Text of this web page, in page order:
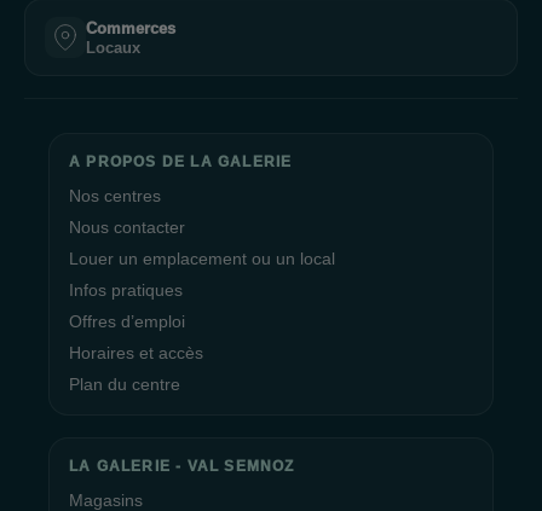
Commerces
Locaux
A PROPOS DE LA GALERIE
Nos centres
Nous contacter
Louer un emplacement ou un local
Infos pratiques
Offres d’emploi
Horaires et accès
Plan du centre
LA GALERIE - VAL SEMNOZ
Magasins